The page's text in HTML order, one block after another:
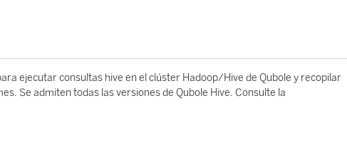
ejecutar consultas hive en el clúster Hadoop/Hive de Qubole y recopilar
Se admiten todas las versiones de Qubole Hive. Consulte la